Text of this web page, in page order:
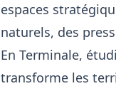
espaces
naturels, des
En Terminale,
transforme les